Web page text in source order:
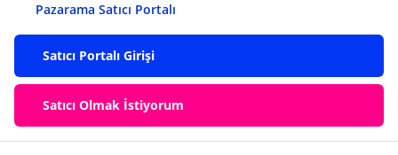
Pazarama Satıcı Portalı
Satıcı Portalı Girişi
Satıcı Olmak İstiyorum